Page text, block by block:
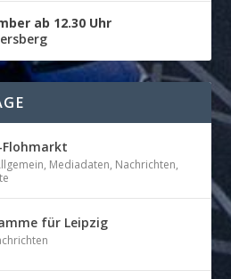
ab 12.30 Uhr
, Mediadaten, Nachrichten,
für Leipzig